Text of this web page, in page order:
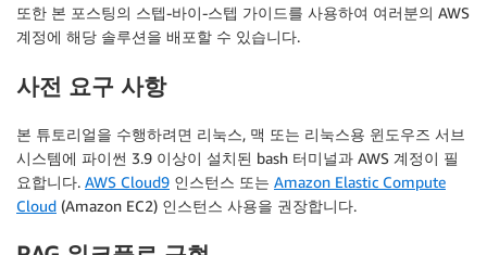
또한 본 포스팅의 스텝-바이-스텝 가이드를 사용하여 여러분의 AWS
계정에 해당 솔루션을 배포할 수 있습니다.
사전 요구 사항
본 튜토리얼을 수행하려면 리눅스, 맥 또는 리눅스용 윈도우즈 서브
시스템에 파이썬 3.9 이상이 설치된 bash 터미널과 AWS 계정이 필
요합니다. AWS Cloud9 인스턴스 또는 Amazon Elastic Compute
Cloud (Amazon EC2) 인스턴스 사용을 권장합니다.